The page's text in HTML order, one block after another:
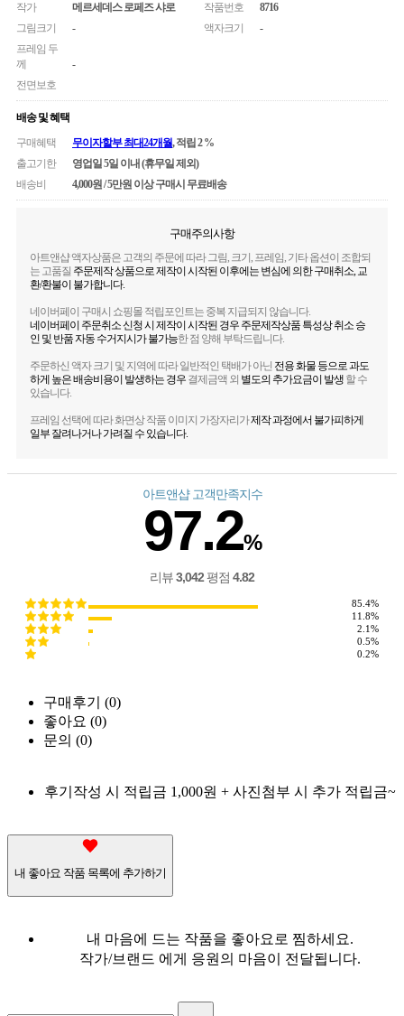
작가
메르세데스 로페즈 샤로 작품번호
8716
그림크기
- 액자크기
-
프레임 두
께
-
전면보호
배송 및 혜택
구매혜택
무이자할부 최대24개월, 적립 2 %
출고기한
영업일 5일 이내 (휴무일 제외)
배송비
4,000원 / 5만원 이상 구매시 무료배송
구매주의사항
아트앤샵 액자상품은 고객의 주문에 따라 그림, 크기, 프레임, 기타 옵션이 조합되
는 고품질 주문제작 상품으로 제작이 시작된 이후에는 변심에 의한 구매취소, 교
환/환불이 불가합니다.
네이버페이 구매시 쇼핑몰 적립포인트는 중복 지급되지 않습니다.
네이버페이 주문취소 신청 시 제작이 시작된 경우 주문제작상품 특성상 취소 승
인 및 반품 자동 수거지시가 불가능한 점 양해 부탁드립니다.
주문하신 액자 크기 및 지역에 따라 일반적인 택배가 아닌 전용 화물 등으로 과도
하게 높은 배송비용이 발생하는 경우 결제금액 외 별도의 추가요금이 발생 할 수
있습니다.
프레임 선택에 따라 화면상 작품 이미지 가장자리가제작 과정에서 불가피하게
일부 잘려나거나 가려질 수 있습니다.
아트앤샵 고객만족지수
97.2%
리뷰 3,042평점 4.82
85.4%
11.8%
2.1%
0.5%
0.2%
구매후기 (0)
좋아요 (0)
문의 (0)
후기작성 시 적립금 1,000원 + 사진첨부 시 추가 적립금~
내 좋아요 작품 목록에 추가하기
내 마음에 드는 작품을 좋아요로 찜하세요.
작가/브랜드 에게 응원의 마음이 전달됩니다.